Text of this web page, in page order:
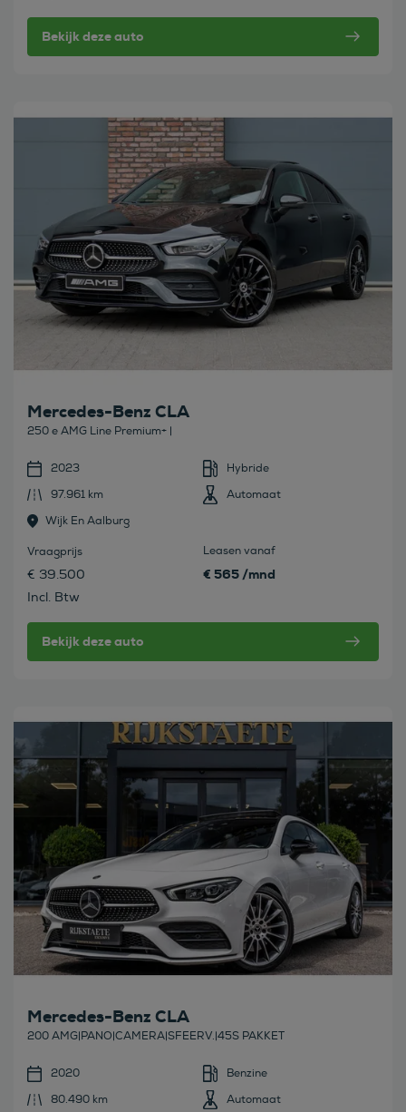
Bekijk deze auto
Bekijk deze auto
Mercedes-Benz CLA
250 e AMG Line Premium+ |
2023
Hybride
97.961 km
Automaat
Wijk En Aalburg
Vraagprijs
€ 39.500
Incl. Btw
Leasen vanaf
€ 565 /mnd
Bekijk deze auto
Bekijk deze auto
Mercedes-Benz CLA
200 AMG|PANO|CAMERA|SFEERV.|45S PAKKET
2020
Benzine
80.490 km
Automaat